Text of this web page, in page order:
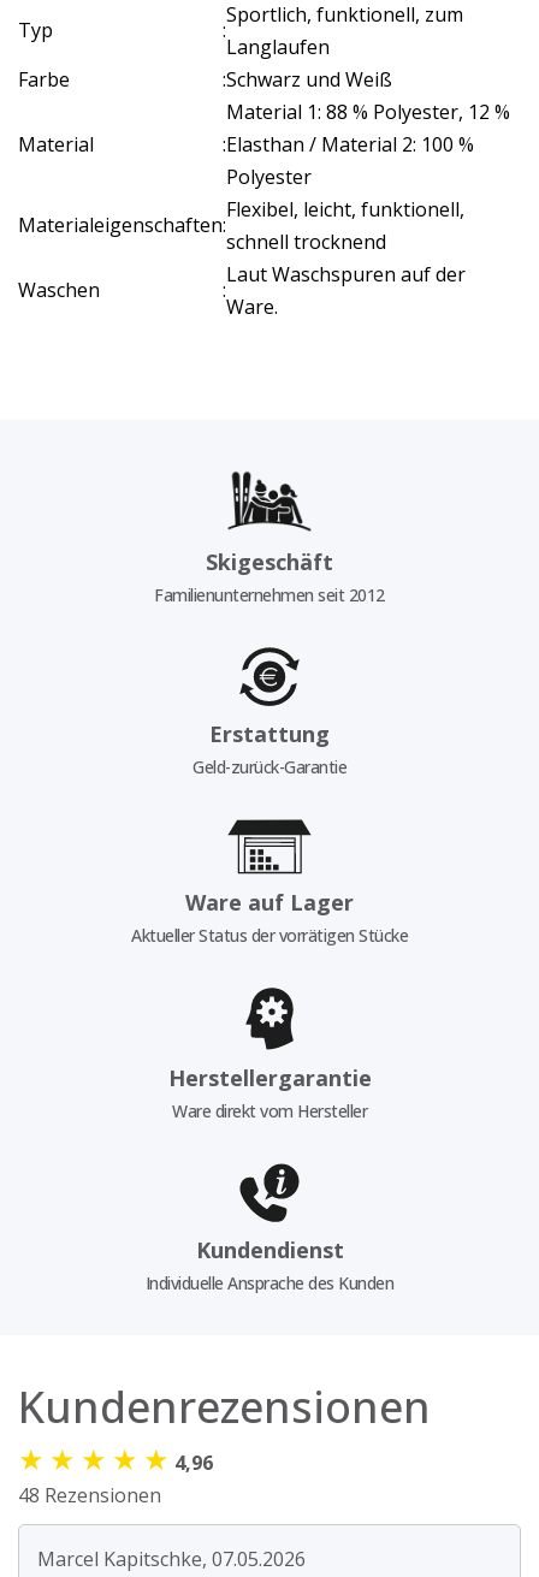
Typ
:
Sportlich, funktionell, zum
Langlaufen
Farbe
:Schwarz und Weiß
Material :
Material 1: 88 % Polyester, 12 %
Elasthan / Material 2: 100 %
Polyester
Materialeigenschaften:
Flexibel, leicht, funktionell,
schnell trocknend
Waschen
:
Laut Waschspuren auf der
Ware.
Skigeschäft
Familienunternehmen seit 2012
Erstattung
Geld-zurück-Garantie
Ware auf Lager
Aktueller Status der vorrätigen Stücke
Herstellergarantie
Ware direkt vom Hersteller
Kundendienst
Individuelle Ansprache des Kunden
Kundenrezensionen
★ ★ ★ ★ ★ 4,96
48 Rezensionen
Marcel Kapitschke, 07.05.2026